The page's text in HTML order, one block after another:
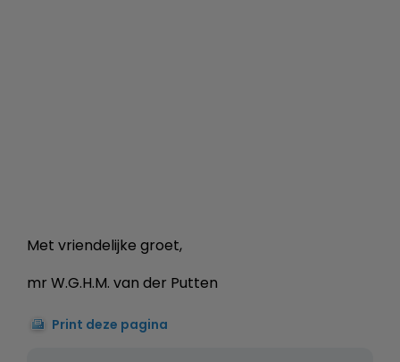
Met vriendelijke groet,
mr W.G.H.M. van der Putten
Print deze pagina